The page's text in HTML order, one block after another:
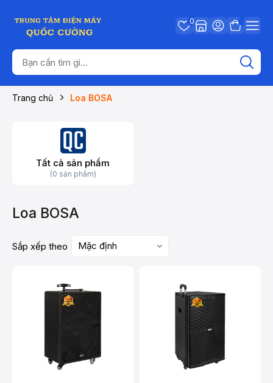
0
Trang chủ Loa BOSA
Tất cả sản phẩm
(0 sản phẩm)
Loa BOSA
Sắp xếp theo Mặc định